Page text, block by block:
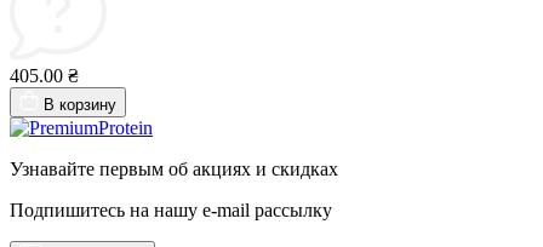
405.00 ₴
В корзину
Узнавайте первым об акциях и скидках
Подпишитесь на нашу e-mail рассылку